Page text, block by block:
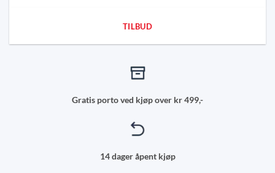
TILBUD
Gratis porto ved kjøp over kr 499,-
14 dager åpent kjøp